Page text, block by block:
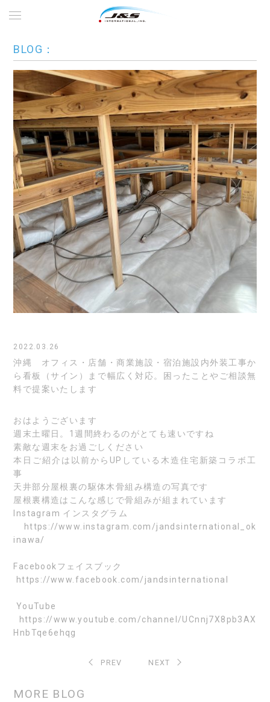
BLOG：
2022.03.26
沖縄 オフィス・店舗・商業施設・宿泊施設内外装工事か
ら看板（サイン）まで幅広く対応。困ったことやご相談無
料で提案いたします
おはようございます
週末土曜日。1週間終わるのがとても速いですね
素敵な週末をお過ごしください
本日ご紹介は以前からUPしている木造住宅新築コラボ工
事
天井部分屋根裏の駆体木骨組み構造の写真です
屋根裏構造はこんな感じで骨組みが組まれています
Instagram インスタグラム
https://www.instagram.com/jandsinternational_ok
inawa/
Facebookフェイスブック
https://www.facebook.com/jandsinternational
YouTube
https://www.youtube.com/channel/UCnnj7X8pb3AX
HnbTqe6ehqg
PREV NEXT
MORE BLOG